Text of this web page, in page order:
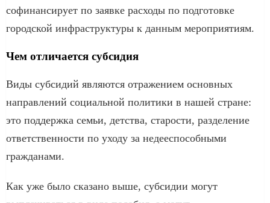
софинансирует по заявке расходы по подготовке
городской инфраструктуры к данным мероприятиям.
Чем отличается субсидия
Виды субсидий являются отражением основных
направлений социальной политики в нашей стране:
это поддержка семьи, детства, старости, разделение
ответственности по уходу за недееспособными
гражданами.
Как уже было сказано выше, субсидии могут